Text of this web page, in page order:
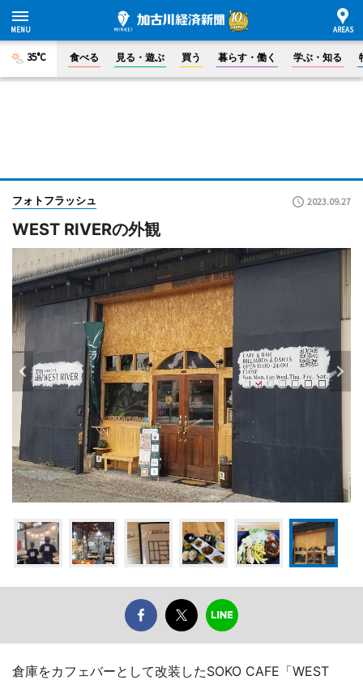
35°C 食べる 見る・遊ぶ 買う 暮らす・働く 学ぶ・知る
フォトフラッシュ 2023.09.27
WEST RIVERの外観
倉庫をカフェバーとして改装したSOKO CAFE「WEST